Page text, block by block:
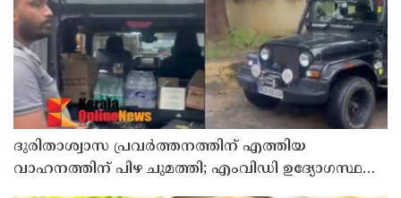
ദുരിതാശ്വാസ പ്രവർത്തനത്തിന് എത്തിയ
വാഹനത്തിന് പിഴ ചുമത്തി; എംവിഡി ഉദ്യോഗസ്ഥന്